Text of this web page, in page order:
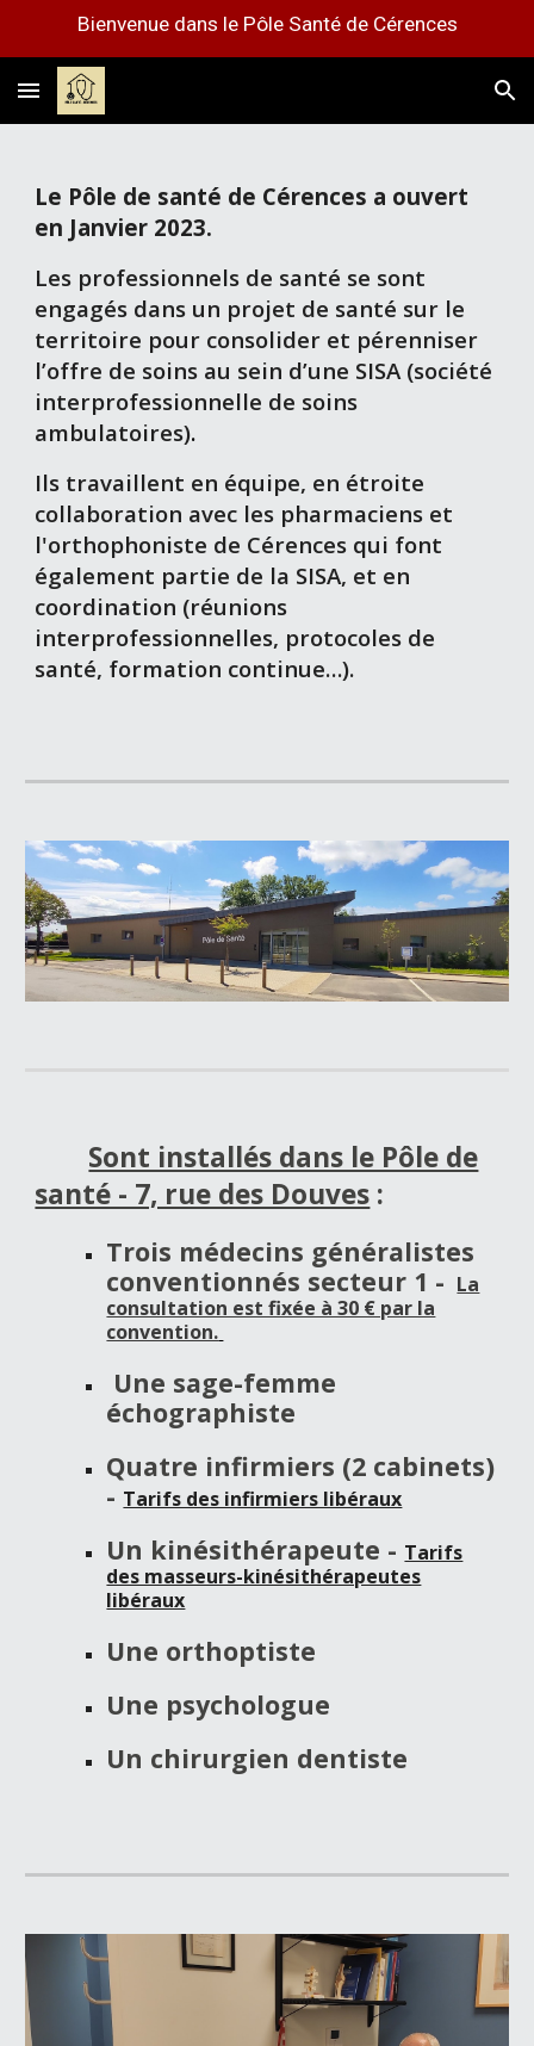
Bienvenue dans le Pôle Santé de Cérences
Le Pôle de santé de Cérences a ouvert
en Janvier 2023.
Les professionnels de santé se sont
engagés dans un projet de santé sur le
territoire pour consolider et pérenniser
l’offre de soins au sein d’une SISA (société
interprofessionnelle de soins
ambulatoires).
Ils travaillent en équipe, en étroite
collaboration avec les pharmaciens et
l'orthophoniste de Cérences qui font
également partie de la SISA, et en
coordination (réunions
interprofessionnelles, protocoles de
santé, formation continue…).
Sont installés dans le Pôle de
santé - 7, rue des Douves :
Trois médecins généralistes
conventionnés secteur 1 - La
consultation est fixée à 30 € par la
convention.
Une sage-femme
échographiste
Quatre infirmiers (2 cabinets)
- Tarifs des infirmiers libéraux
Un kinésithérapeute - Tarifs
des masseurs-kinésithérapeutes
libéraux
Une orthoptiste
Une psychologue
Un chirurgien dentiste